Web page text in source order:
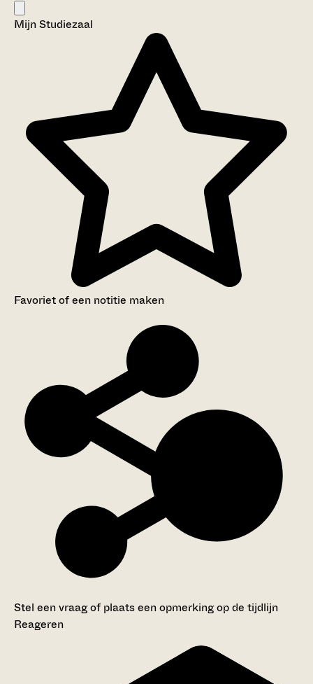
Mijn Studiezaal
Favoriet of een notitie maken
Stel een vraag of plaats een opmerking op de tijdlijn
Reageren